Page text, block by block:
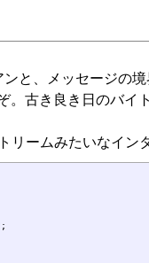
と、メッセージの
。古き良き日のバイ
リームみたいなイン